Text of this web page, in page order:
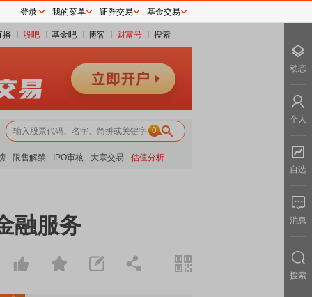
播 股吧 基金吧 博客 财富号 搜索
0
限售解禁 IPO审核 大宗交易 估值分析
融服务
登录 我的菜单 证券交易 基金交易
动态
个人
自选
消息
搜索